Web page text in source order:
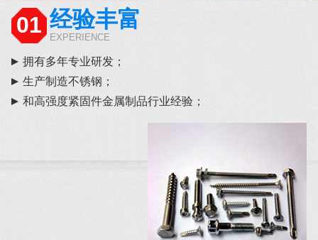
01 经验丰富
EXPERIENCE
拥有多年专业研发；
生产制造不锈钢；
和高强度紧固件金属制品行业经验；